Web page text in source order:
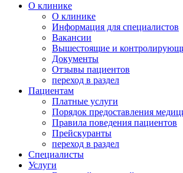
О клинике
О клинике
Информация для специалистов
Вакансии
Вышестоящие и
Документы
Отзывы пациентов
переход в раздел
Пациентам
Платные услуги
Порядок предоставления
Правила поведения пациентов
Прейскуранты
переход в раздел
Специалисты
Услуги